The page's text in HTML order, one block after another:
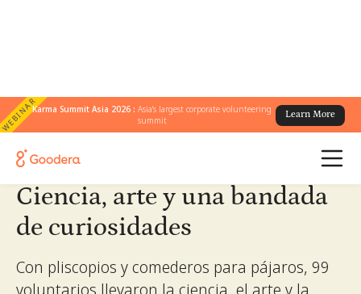
WEBINARKarma Summit Asia 2026 :Asia's largest corporate volunteering
summit
Learn More
← Todas las historias/
Ciencia, arte y una bandada de curiosidades
Ciencia, arte y una bandada
de curiosidades
Con pliscopios y comederos para pájaros, 99
voluntarios llevaron la ciencia, el arte y la